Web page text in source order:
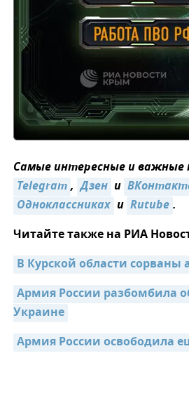
Самые интересные и важные
Telegram, Дзен и
Одноклассниках и Rutube.
Читайте также на РИА
В Курской области сорваны
Армия России разбомбила
Украине
Армия России освободила